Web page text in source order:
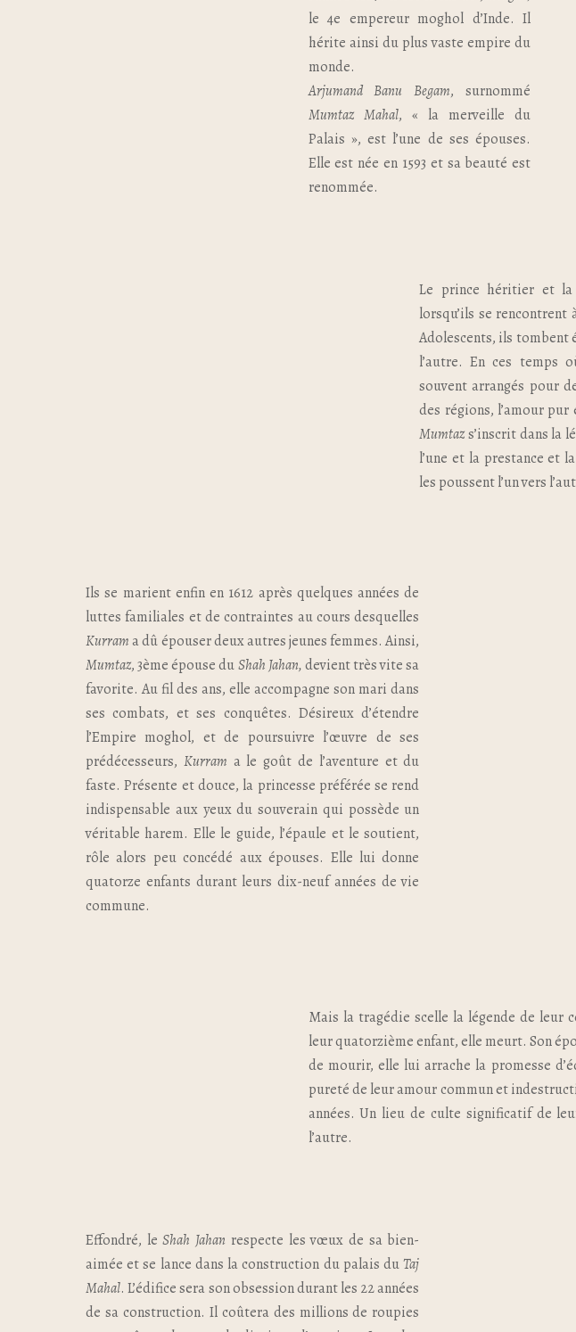
le 4e empereur moghol d’Inde. Il
hérite ainsi du plus vaste empire du
monde.
Arjumand Banu Begam, surnommé
Mumtaz Mahal, « la merveille du
Palais », est l’une de ses épouses.
Elle est née en 1593 et sa beauté est
renommée.
Le prince héritier et la
lorsqu’ils se rencontrent
Adolescents, ils tombent
l’autre. En ces temps
souvent arrangés pour
des régions, l’amour
Mumtazs’inscrit dans la
l’une et la prestance et
les poussent l’un vers
Ils se marient enfin en 1612 après quelques années de
luttes familiales et de contraintes au cours desquelles
Kurram a dû épouser deux autres jeunes femmes. Ainsi,
Mumtaz, 3ème épouse duShah Jahan,devient très vite sa
favorite. Au fil des ans, elle accompagne son mari dans
ses combats, et ses conquêtes. Désireux d’étendre
l’Empire moghol, et de poursuivre l’œuvre de ses
prédécesseurs, Kurram a le goût de l’aventure et du
faste. Présente et douce, la princesse préférée se rend
indispensable aux yeux du souverain qui possède un
véritable harem. Elle le guide, l’épaule et le soutient,
rôle alors peu concédé aux épouses. Elle lui donne
quatorze enfants durant leurs dix-neuf années de vie
commune.
Mais la tragédie scelle la légende de leur
leur quatorzième enfant, elle meurt. Son
de mourir, elle lui arrache la promesse
pureté de leur amour commun et
années. Un lieu de culte significatif de
l’autre.
Effondré, leShah Jahan respecte les vœux de sa bien-
aimée et se lance dans la construction du palais duTaj
Mahal. L’édifice sera son obsession durant les 22 années
de sa construction. Il coûtera des millions de roupies